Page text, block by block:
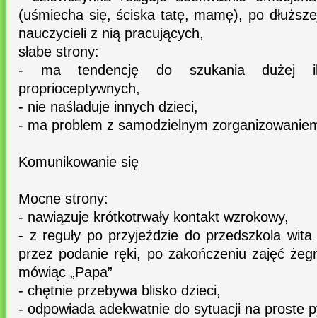
(uśmiecha się, ściska tatę, mamę), po
nauczycieli z nią pracujących,
słabe strony:
- ma tendencję do szukania dużej
proprioceptywnych,
- nie naśladuje innych dzieci,
- ma problem z samodzielnym
Komunikowanie się
Mocne strony:
- nawiązuje krótkotrwały kontakt wzrokowy,
- z reguły po przyjeździe do przedszkola
przez podanie ręki, po zakończeniu zajęć
mówiąc „Papa”
- chętnie przebywa blisko dzieci,
- odpowiada adekwatnie do sytuacji na proste